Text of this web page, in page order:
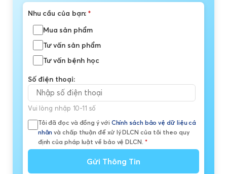
Nhu cầu của bạn:*
Mua sản phẩm
Tư vấn sản phẩm
Tư vấn bệnh học
Số điện thoại:
Vui lòng nhập 10-11 số
Tôi đã đọc và đồng ý với Chính sách bảo vệ dữ liệu cá
nhân và chấp thuận để xử lý DLCN của tôi theo quy
định của pháp luật về bảo vệ DLCN. *
Gửi Thông Tin